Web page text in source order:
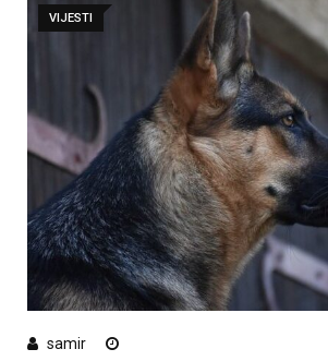
VIJESTI
samir